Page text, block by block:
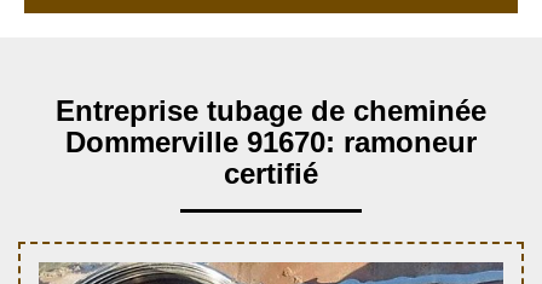
Entreprise tubage de cheminée
Dommerville 91670: ramoneur
certifié